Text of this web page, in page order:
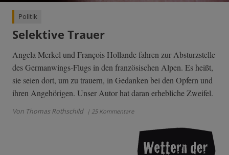
Politik
Selektive Trauer
Angela Merkel und François Hollande fahren zur Absturzstelle
des Germanwings-Flugs in den französischen Alpen. Es heißt,
sie seien dort, um zu trauern, in Gedanken bei den Opfern und
ihren Angehörigen. Unser Autor hat daran erhebliche Zweifel.
Von Thomas Rothschild | 25 Kommentare